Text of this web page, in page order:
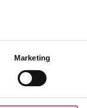
Ci prawach
Marketing